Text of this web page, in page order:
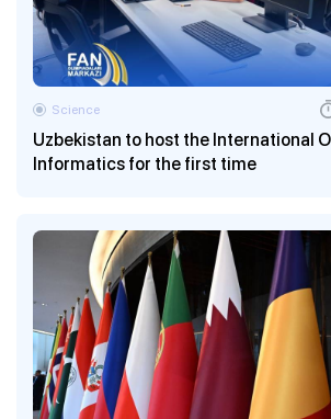
Uzbekistan to host the International
Informatics for the first time
Science